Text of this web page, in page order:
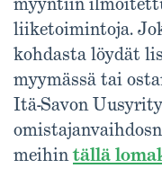
liiketoimintoja.
kohdasta löydät
myymässä tai
Itä-Savon
meihintällä